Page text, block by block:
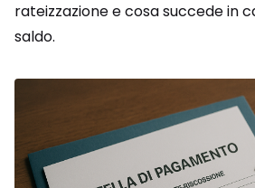
rateizzazione e cosa succede in
saldo.